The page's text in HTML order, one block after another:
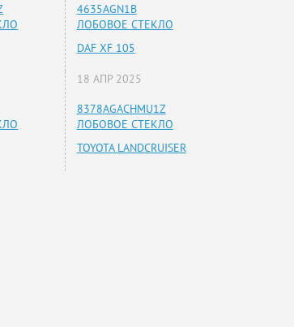
4635AGN1B
ЛОБОВОЕ СТЕКЛО
DAF XF 105
18 АПР 2025
8378AGACHMU1Z
ЛОБОВОЕ СТЕКЛО
TOYOTA LANDCRUISER